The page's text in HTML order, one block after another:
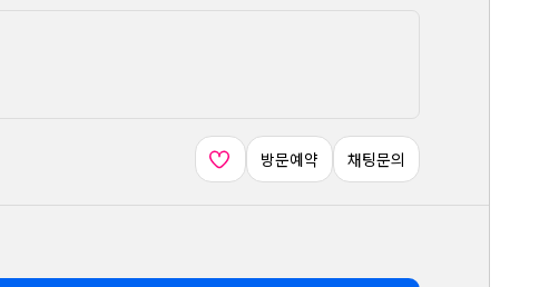
방문예약 채팅문의